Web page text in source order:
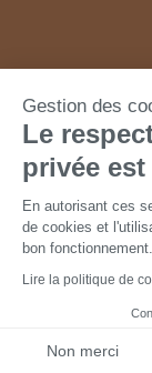
Gestion des
Le
privée
En autorisant ces
de cookies et
bon fonctionnement.
Lire la politique de
Non merci